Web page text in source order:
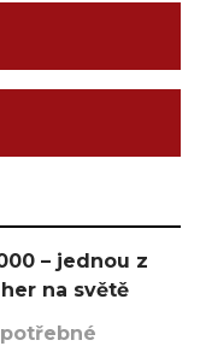
– jednou z
na světě